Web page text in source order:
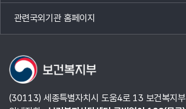
열기
관련국외기관 홈페이지
목록
열기
(30113) 세종특별자치시 도움4로 13 보건복지